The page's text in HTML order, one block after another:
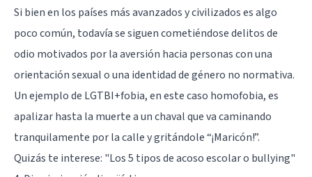
Si bien en los países más avanzados y civilizados es algo
poco común, todavía se siguen cometiéndose delitos de
odio motivados por la aversión hacia personas con una
orientación sexual o una identidad de género no normativa.
Un ejemplo de LGTBI+fobia, en este caso homofobia, es
apalizar hasta la muerte a un chaval que va caminando
tranquilamente por la calle y gritándole “¡Maricón!”.
Quizás te interese: "Los 5 tipos de acoso escolar o bullying"